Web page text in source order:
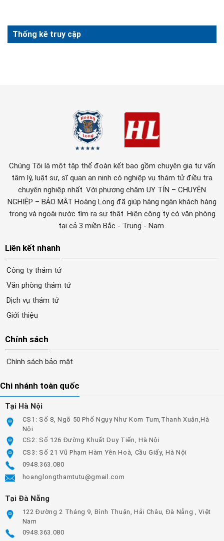
Thống kê truy cập
Chúng Tôi là một tập thể đoàn kết bao gồm chuyên gia tư vấn
tâm lý, luật sư, sĩ quan an ninh có nghiệp vụ thám tử điều tra
chuyên nghiệp nhất. Với phương châm UY TÍN – CHUYÊN
NGHIỆP – BẢO MẬT Hoàng Long đã giúp hàng ngàn khách hàng
trong và ngoài nước tìm ra sự thật. Hiện công ty có văn phòng
tại cả 3 miền Bắc - Trung - Nam.
Liên kết nhanh
Công ty thám tử
Văn phòng thám tử
Dịch vụ thám tử
Giới thiệu
Chính sách
Chính sách bảo mật
Chi nhánh toàn quốc
Tại Hà Nội
CS1: Số 8, Ngõ 50 Phố Ngụy Như Kom Tum,Thanh Xuân,Hà
Nội
CS2: Số 126 Đường Khuất Duy Tiến, Hà Nội
CS3: Số 21 Vũ Phạm Hàm Yên Hoà, Cầu Giấy, Hà Nội
0948.363.080
hoanglongthamtutu@gmail.com
Tại Đà Nẵng
122 Đường 2 Tháng 9, Bình Thuận, Hải Châu, Đà Nẵng , Việt
Nam
0948.363.080